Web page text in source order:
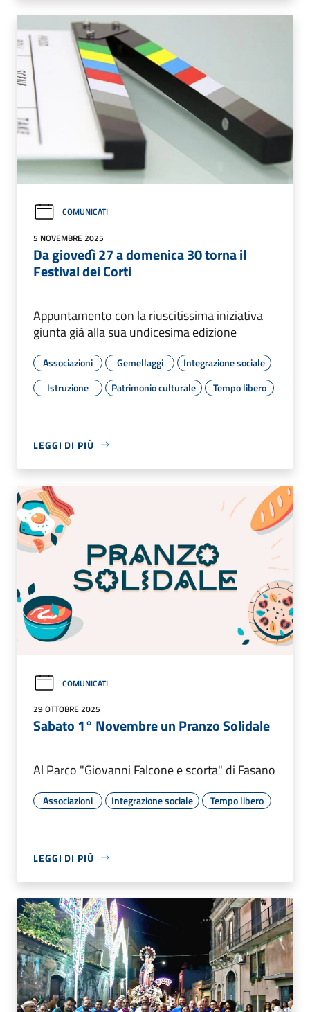
COMUNICATI
5 NOVEMBRE 2025
Da giovedì 27 a domenica 30 torna il
Festival dei Corti
Appuntamento con la riuscitissima iniziativa
giunta già alla sua undicesima edizione
Associazioni Gemellaggi
Integrazione sociale
Istruzione
Patrimonio culturale Tempo libero
LEGGI DI PIÙ
COMUNICATI
29 OTTOBRE 2025
Sabato 1° Novembre un Pranzo Solidale
Al Parco "Giovanni Falcone e scorta" di Fasano
Associazioni Integrazione sociale Tempo libero
LEGGI DI PIÙ